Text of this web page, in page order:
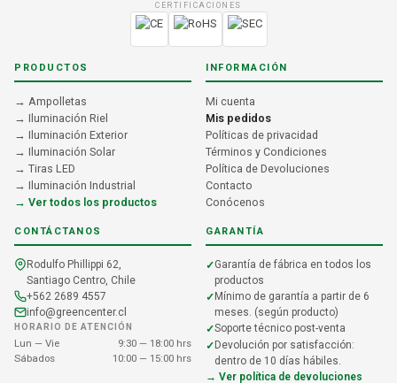
CERTIFICACIONES
PRODUCTOS
→ Ampolletas
→ Iluminación Riel
→ Iluminación Exterior
→ Iluminación Solar
→ Tiras LED
→ Iluminación Industrial
→ Ver todos los productos
INFORMACIÓN
Mi cuenta
Mis pedidos
Políticas de privacidad
Términos y Condiciones
Política de Devoluciones
Contacto
Conócenos
CONTÁCTANOS
Rodulfo Phillippi 62,
Santiago Centro, Chile
+562 2689 4557
info@greencenter.cl
HORARIO DE ATENCIÓN
Lun — Vie
9:30 — 18:00 hrs
Sábados
10:00 — 15:00 hrs
GARANTÍA
Garantía de fábrica en todos los
productos
Mínimo de garantía a partir de 6
meses. (según producto)
Soporte técnico post-venta
Devolución por satisfacción:
dentro de 10 días hábiles.
→ Ver política de devoluciones